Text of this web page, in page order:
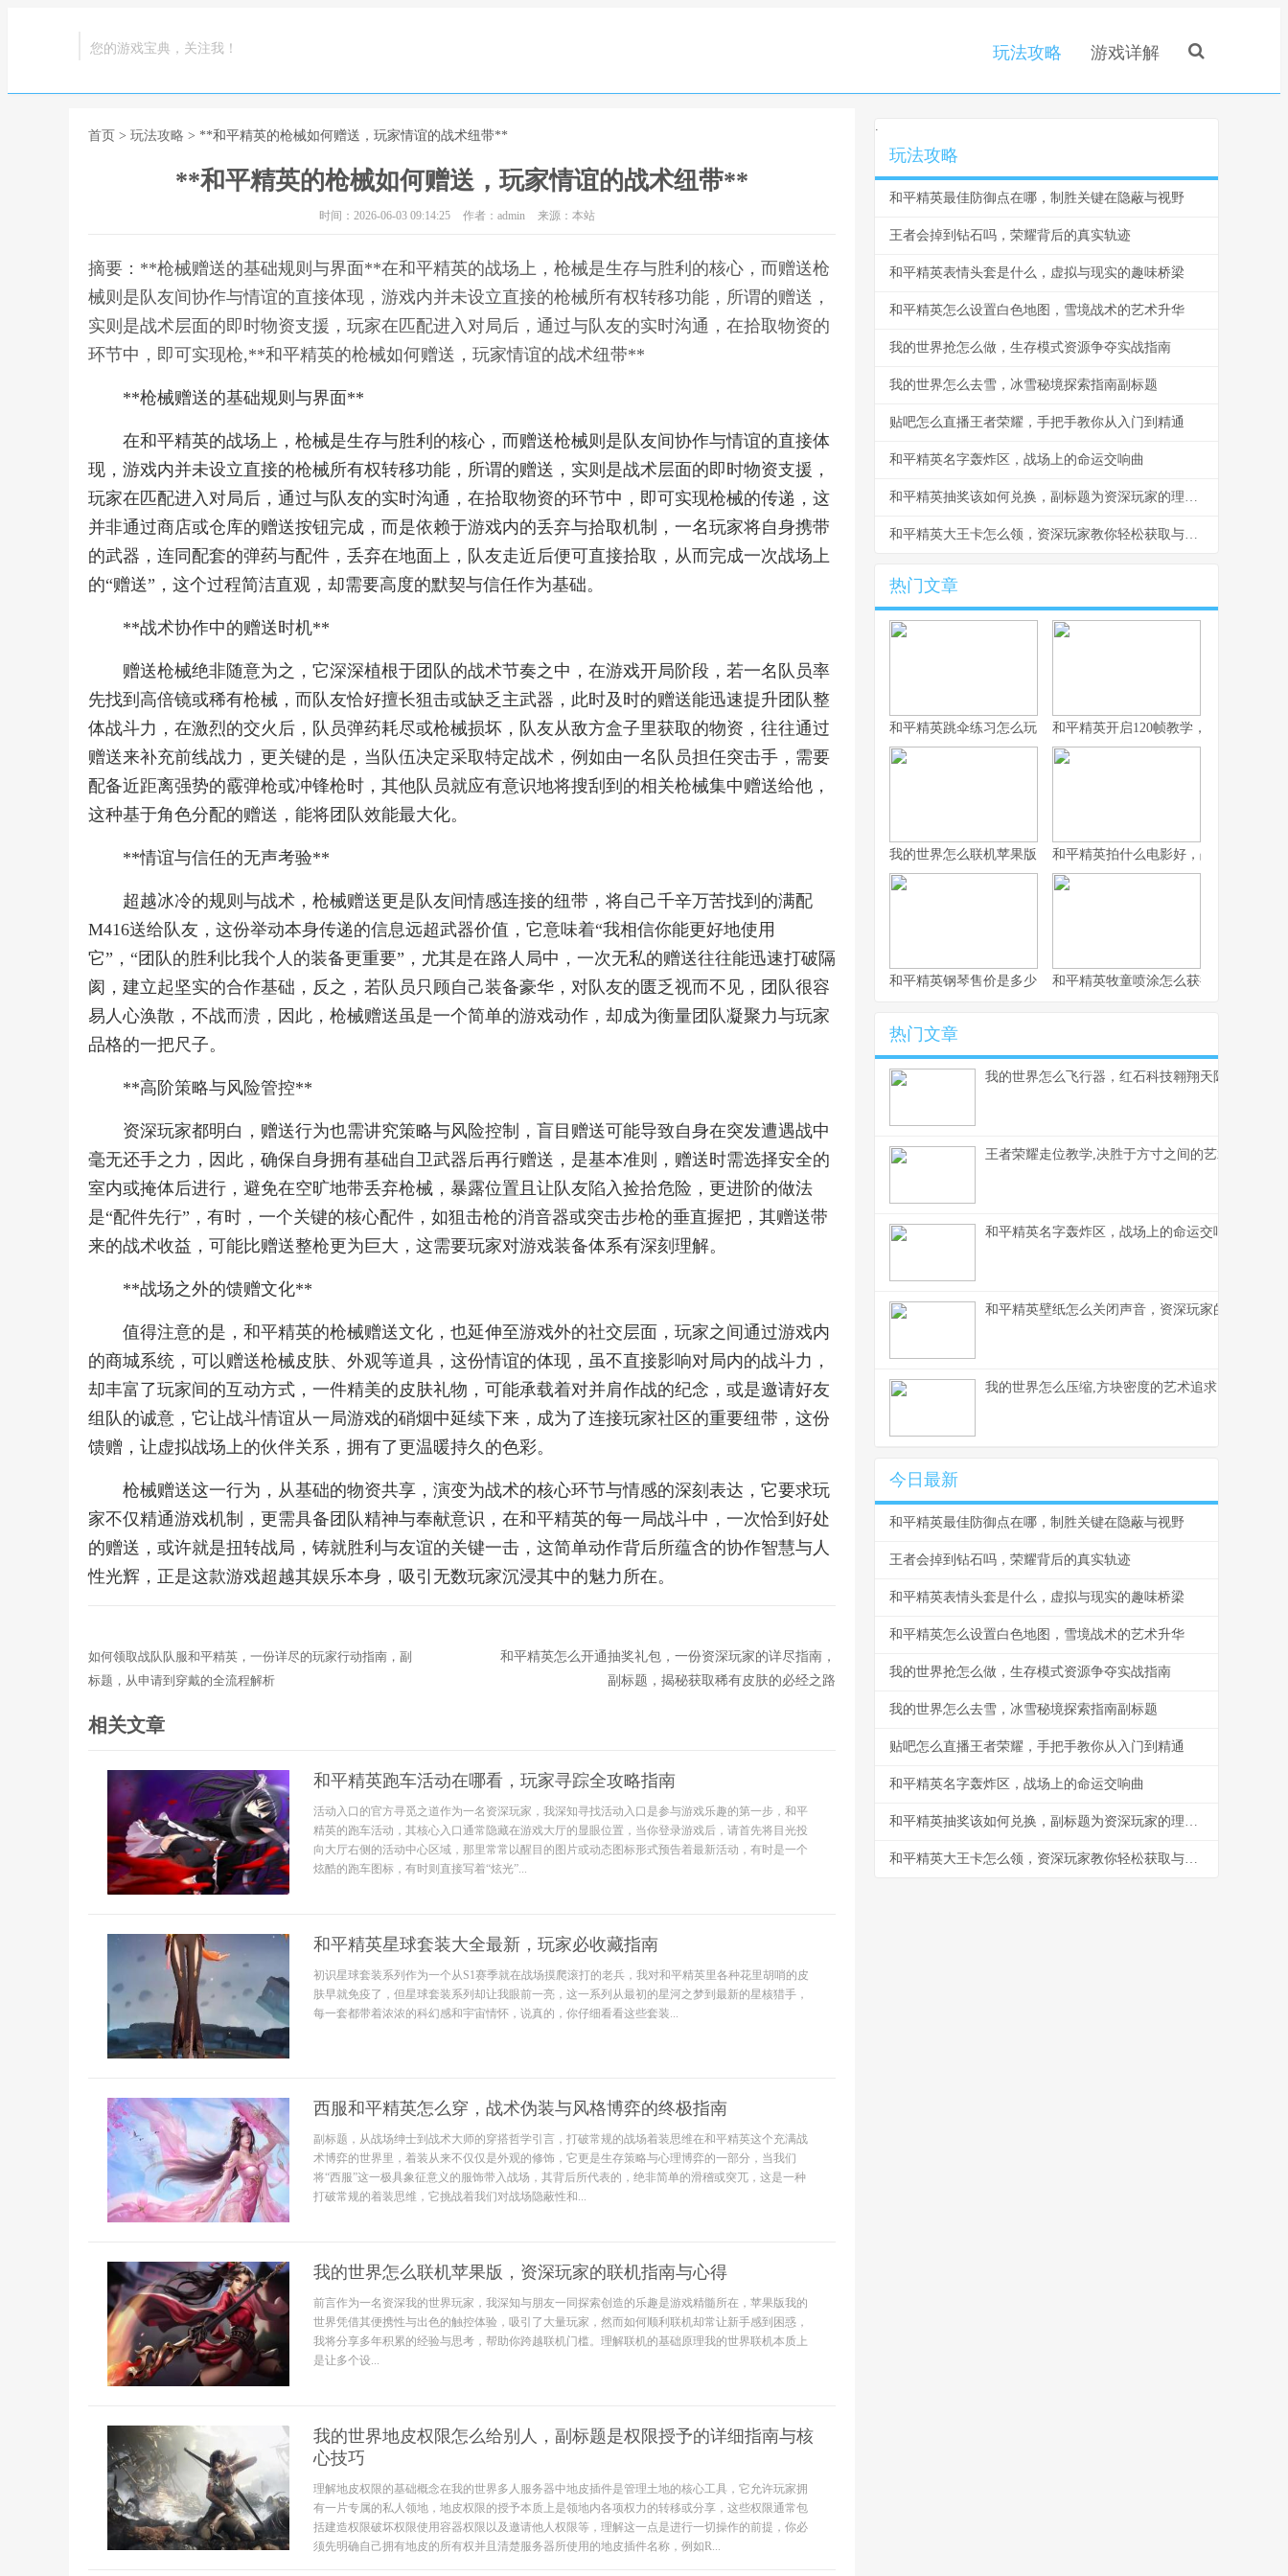
您的游戏宝典，关注我！ 玩法攻略 游戏详解
首页 > 玩法攻略 > **和平精英的枪械如何赠送，玩家情谊的战术纽带**
**和平精英的枪械如何赠送，玩家情谊的战术纽带**
时间：2026-06-03 09:14:25 作者：admin 来源：本站
摘要：**枪械赠送的基础规则与界面**在和平精英的战场上，枪械是生存与胜利的核心，而赠送枪
械则是队友间协作与情谊的直接体现，游戏内并未设立直接的枪械所有权转移功能，所谓的赠送，
实则是战术层面的即时物资支援，玩家在匹配进入对局后，通过与队友的实时沟通，在拾取物资的
环节中，即可实现枪,**和平精英的枪械如何赠送，玩家情谊的战术纽带**
**枪械赠送的基础规则与界面**
在和平精英的战场上，枪械是生存与胜利的核心，而赠送枪械则是队友间协作与情谊的直接体
现，游戏内并未设立直接的枪械所有权转移功能，所谓的赠送，实则是战术层面的即时物资支援，
玩家在匹配进入对局后，通过与队友的实时沟通，在拾取物资的环节中，即可实现枪械的传递，这
并非通过商店或仓库的赠送按钮完成，而是依赖于游戏内的丢弃与拾取机制，一名玩家将自身携带
的武器，连同配套的弹药与配件，丢弃在地面上，队友走近后便可直接拾取，从而完成一次战场上
的“赠送”，这个过程简洁直观，却需要高度的默契与信任作为基础。
**战术协作中的赠送时机**
赠送枪械绝非随意为之，它深深植根于团队的战术节奏之中，在游戏开局阶段，若一名队员率
先找到高倍镜或稀有枪械，而队友恰好擅长狙击或缺乏主武器，此时及时的赠送能迅速提升团队整
体战斗力，在激烈的交火后，队员弹药耗尽或枪械损坏，队友从敌方盒子里获取的物资，往往通过
赠送来补充前线战力，更关键的是，当队伍决定采取特定战术，例如由一名队员担任突击手，需要
配备近距离强势的霰弹枪或冲锋枪时，其他队员就应有意识地将搜刮到的相关枪械集中赠送给他，
这种基于角色分配的赠送，能将团队效能最大化。
**情谊与信任的无声考验**
超越冰冷的规则与战术，枪械赠送更是队友间情感连接的纽带，将自己千辛万苦找到的满配
M416送给队友，这份举动本身传递的信息远超武器价值，它意味着“我相信你能更好地使用
它”，“团队的胜利比我个人的装备更重要”，尤其是在路人局中，一次无私的赠送往往能迅速打破隔
阂，建立起坚实的合作基础，反之，若队员只顾自己装备豪华，对队友的匮乏视而不见，团队很容
易人心涣散，不战而溃，因此，枪械赠送虽是一个简单的游戏动作，却成为衡量团队凝聚力与玩家
品格的一把尺子。
**高阶策略与风险管控**
资深玩家都明白，赠送行为也需讲究策略与风险控制，盲目赠送可能导致自身在突发遭遇战中
毫无还手之力，因此，确保自身拥有基础自卫武器后再行赠送，是基本准则，赠送时需选择安全的
室内或掩体后进行，避免在空旷地带丢弃枪械，暴露位置且让队友陷入捡拾危险，更进阶的做法
是“配件先行”，有时，一个关键的核心配件，如狙击枪的消音器或突击步枪的垂直握把，其赠送带
来的战术收益，可能比赠送整枪更为巨大，这需要玩家对游戏装备体系有深刻理解。
**战场之外的馈赠文化**
值得注意的是，和平精英的枪械赠送文化，也延伸至游戏外的社交层面，玩家之间通过游戏内
的商城系统，可以赠送枪械皮肤、外观等道具，这份情谊的体现，虽不直接影响对局内的战斗力，
却丰富了玩家间的互动方式，一件精美的皮肤礼物，可能承载着对并肩作战的纪念，或是邀请好友
组队的诚意，它让战斗情谊从一局游戏的硝烟中延续下来，成为了连接玩家社区的重要纽带，这份
馈赠，让虚拟战场上的伙伴关系，拥有了更温暖持久的色彩。
枪械赠送这一行为，从基础的物资共享，演变为战术的核心环节与情感的深刻表达，它要求玩
家不仅精通游戏机制，更需具备团队精神与奉献意识，在和平精英的每一局战斗中，一次恰到好处
的赠送，或许就是扭转战局，铸就胜利与友谊的关键一击，这简单动作背后所蕴含的协作智慧与人
性光辉，正是这款游戏超越其娱乐本身，吸引无数玩家沉浸其中的魅力所在。
如何领取战队队服和平精英，一份详尽的玩家行动指南，副
标题，从申请到穿戴的全流程解析
和平精英怎么开通抽奖礼包，一份资深玩家的详尽指南，
副标题，揭秘获取稀有皮肤的必经之路
相关文章
和平精英跑车活动在哪看，玩家寻踪全攻略指南
活动入口的官方寻觅之道作为一名资深玩家，我深知寻找活动入口是参与游戏乐趣的第一步，和平
精英的跑车活动，其核心入口通常隐藏在游戏大厅的显眼位置，当你登录游戏后，请首先将目光投
向大厅右侧的活动中心区域，那里常常以醒目的图片或动态图标形式预告着最新活动，有时是一个
炫酷的跑车图标，有时则直接写着“炫光”...
和平精英星球套装大全最新，玩家必收藏指南
初识星球套装系列作为一个从S1赛季就在战场摸爬滚打的老兵，我对和平精英里各种花里胡哨的皮
肤早就免疫了，但星球套装系列却让我眼前一亮，这一系列从最初的星河之梦到最新的星核猎手，
每一套都带着浓浓的科幻感和宇宙情怀，说真的，你仔细看看这些套装...
西服和平精英怎么穿，战术伪装与风格博弈的终极指南
副标题，从战场绅士到战术大师的穿搭哲学引言，打破常规的战场着装思维在和平精英这个充满战
术博弈的世界里，着装从来不仅仅是外观的修饰，它更是生存策略与心理博弈的一部分，当我们
将“西服”这一极具象征意义的服饰带入战场，其背后所代表的，绝非简单的滑稽或突兀，这是一种
打破常规的着装思维，它挑战着我们对战场隐蔽性和...
我的世界怎么联机苹果版，资深玩家的联机指南与心得
前言作为一名资深我的世界玩家，我深知与朋友一同探索创造的乐趣是游戏精髓所在，苹果版我的
世界凭借其便携性与出色的触控体验，吸引了大量玩家，然而如何顺利联机却常让新手感到困惑，
我将分享多年积累的经验与思考，帮助你跨越联机门槛。理解联机的基础原理我的世界联机本质上
是让多个设...
我的世界地皮权限怎么给别人，副标题是权限授予的详细指南与核
心技巧
理解地皮权限的基础概念在我的世界多人服务器中地皮插件是管理土地的核心工具，它允许玩家拥
有一片专属的私人领地，地皮权限的授予本质上是领地内各项权力的转移或分享，这些权限通常包
括建造权限破坏权限使用容器权限以及邀请他人权限等，理解这一点是进行一切操作的前提，你必
须先明确自己拥有地皮的所有权并且清楚服务器所使用的地皮插件名称，例如R...
.
玩法攻略
和平精英最佳防御点在哪，制胜关键在隐蔽与视野
王者会掉到钻石吗，荣耀背后的真实轨迹
和平精英表情头套是什么，虚拟与现实的趣味桥梁
和平精英怎么设置白色地图，雪境战术的艺术升华
我的世界抢怎么做，生存模式资源争夺实战指南
我的世界怎么去雪，冰雪秘境探索指南副标题
贴吧怎么直播王者荣耀，手把手教你从入门到精通
和平精英名字轰炸区，战场上的命运交响曲
和平精英抽奖该如何兑换，副标题为资深玩家的理性抉择指南
和平精英大王卡怎么领，资深玩家教你轻松获取与高效使用
热门文章
和平精英跳伞练习怎么玩，副标题为从新手到高手的精准降落之道
和平精英开启120帧教学，畅享极致流
我的世界怎么联机苹果版，资深玩家的联机指南与心得
和平精英拍什么电影好，战术竞技银幕
和平精英钢琴售价是多少，虚拟奢华的定价谜题
和平精英牧童喷涂怎么获得，牧童专属
热门文章
我的世界怎么飞行器，红石科技翱翔天际的奥秘
王者荣耀走位教学,决胜于方寸之间的艺术,副标题,
和平精英名字轰炸区，战场上的命运交响曲
和平精英壁纸怎么关闭声音，资深玩家的静音美
我的世界怎么压缩,方块密度的艺术追求
今日最新
和平精英最佳防御点在哪，制胜关键在隐蔽与视野
王者会掉到钻石吗，荣耀背后的真实轨迹
和平精英表情头套是什么，虚拟与现实的趣味桥梁
和平精英怎么设置白色地图，雪境战术的艺术升华
我的世界抢怎么做，生存模式资源争夺实战指南
我的世界怎么去雪，冰雪秘境探索指南副标题
贴吧怎么直播王者荣耀，手把手教你从入门到精通
和平精英名字轰炸区，战场上的命运交响曲
和平精英抽奖该如何兑换，副标题为资深玩家的理性抉择指南
和平精英大王卡怎么领，资深玩家教你轻松获取与高效使用